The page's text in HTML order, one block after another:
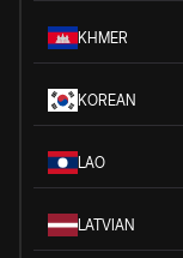
KHMER
KOREAN
LAO
LATVIAN